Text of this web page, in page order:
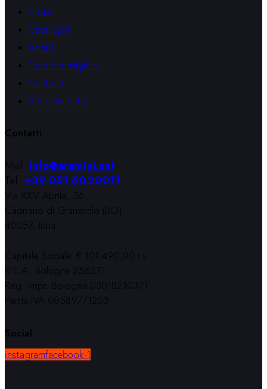
Video
Cataloghi
Artisti
Centri consigliati
Contatti
Area riservata
Contatti
Mail: info@aramini.net
Tel: +39 051 6020011
Via XXV Aprile, 36
Cadriano di Granarolo (BO)
40057, Italia
Capitale Sociale € 101.490,00 i.v.
R.E.A. Bologna 256271
Reg. Impr. Bologna 03018210371
Partita IVA 00589771203
Social
instagramfacebook-1